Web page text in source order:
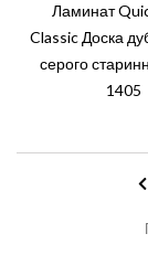
Ламинат
Classic Доска
серого
1405